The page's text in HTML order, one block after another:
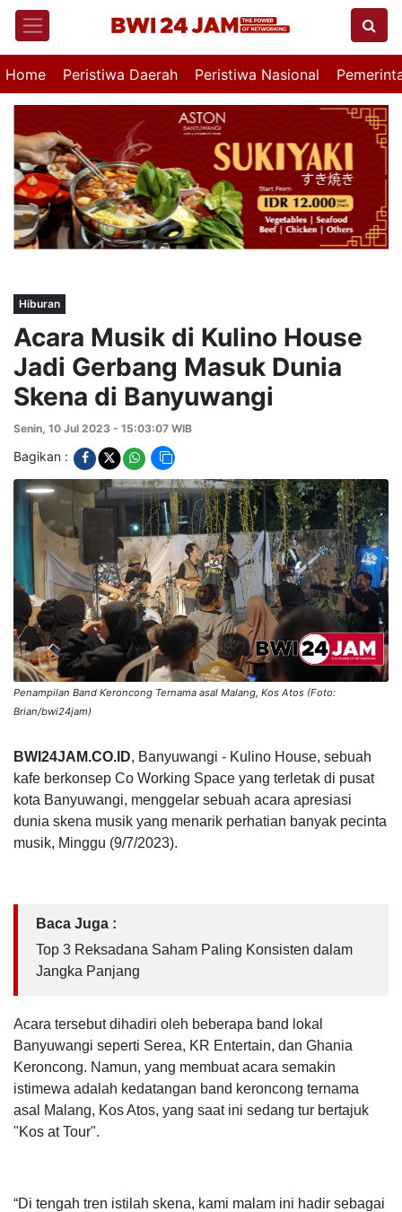
Home Peristiwa Daerah Peristiwa Nasional
Hiburan
Acara Musik di Kulino House
Jadi Gerbang Masuk Dunia
Skena di Banyuwangi
Senin, 10 Jul 2023 - 15:03:07 WIB
Bagikan :
Penampilan Band Keroncong Ternama asal Malang, Kos Atos (Foto:
Brian/bwi24jam)
BWI24JAM.CO.ID, Banyuwangi - Kulino House, sebuah
kafe berkonsep Co Working Space yang terletak di pusat
kota Banyuwangi, menggelar sebuah acara apresiasi
dunia skena musik yang menarik perhatian banyak pecinta
musik, Minggu (9/7/2023).
Baca Juga :
Top 3 Reksadana Saham Paling Konsisten dalam
Jangka Panjang
Acara tersebut dihadiri oleh beberapa band lokal
Banyuwangi seperti Serea, KR Entertain, dan Ghania
Keroncong. Namun, yang membuat acara semakin
istimewa adalah kedatangan band keroncong ternama
asal Malang, Kos Atos, yang saat ini sedang tur bertajuk
"Kos at Tour".
“Di tengah tren istilah skena, kami malam ini hadir sebagai